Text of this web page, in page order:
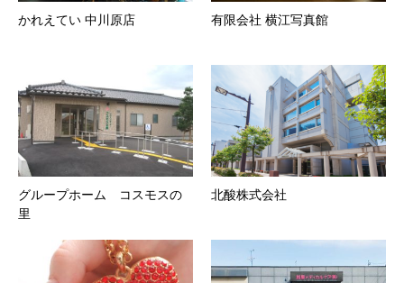
かれえてい 中川原店 有限会社 横江写真館
グループホーム コスモスの
里
北酸株式会社